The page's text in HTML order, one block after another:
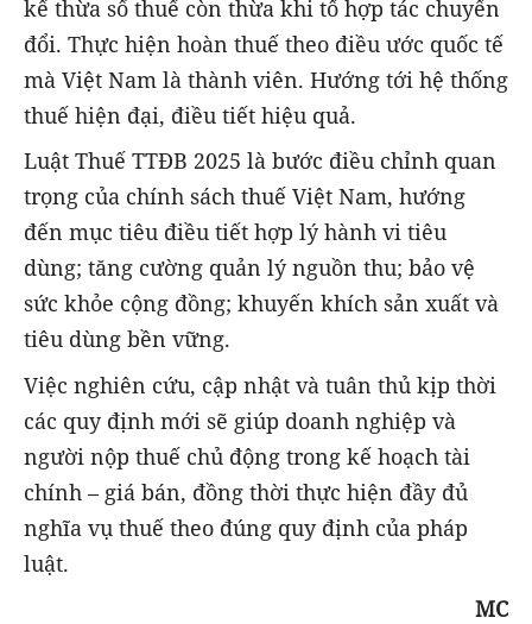
kế thừa số thuế còn thừa khi tổ hợp tác chuyển
đổi. Thực hiện hoàn thuế theo điều ước quốc tế
mà Việt Nam là thành viên. Hướng tới hệ thống
thuế hiện đại, điều tiết hiệu quả.
Luật Thuế TTĐB 2025 là bước điều chỉnh quan
trọng của chính sách thuế Việt Nam, hướng
đến mục tiêu điều tiết hợp lý hành vi tiêu
dùng; tăng cường quản lý nguồn thu; bảo vệ
sức khỏe cộng đồng; khuyến khích sản xuất và
tiêu dùng bền vững.
Việc nghiên cứu, cập nhật và tuân thủ kịp thời
các quy định mới sẽ giúp doanh nghiệp và
người nộp thuế chủ động trong kế hoạch tài
chính – giá bán, đồng thời thực hiện đầy đủ
nghĩa vụ thuế theo đúng quy định của pháp
luật.
MC